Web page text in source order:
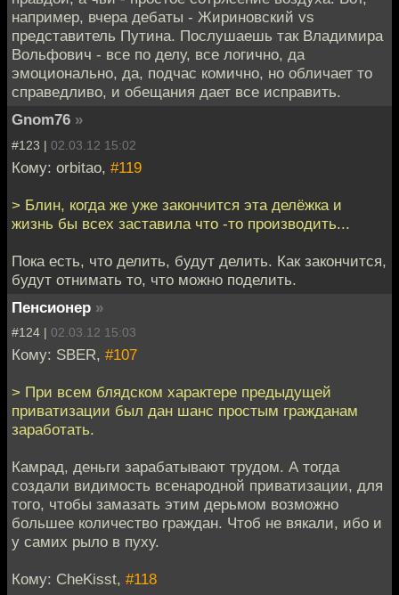
например, вчера дебаты - Жириновский vs
представитель Путина. Послушаешь так Владимира
Вольфович - все по делу, все логично, да
эмоционально, да, подчас комично, но обличает то
справедливо, и обещания дает все исправить.
Gnom76 »
#123 | 02.03.12 15:02
Кому: orbitao, #119
> Блин, когда же уже закончится эта делёжка и
жизнь бы всех заставила что -то производить...
Пока есть, что делить, будут делить. Как закончится,
будут отнимать то, что можно поделить.
Пенсионер »
#124 | 02.03.12 15:03
Кому: SBER, #107
> При всем блядском характере предыдущей
приватизации был дан шанс простым гражданам
заработать.
Камрад, деньги зарабатывают трудом. А тогда
создали видимость всенародной приватизации, для
того, чтобы замазать этим дерьмом возможно
большее количество граждан. Чтоб не вякали, ибо и
у самих рыло в пуху.
Кому: CheKisst, #118